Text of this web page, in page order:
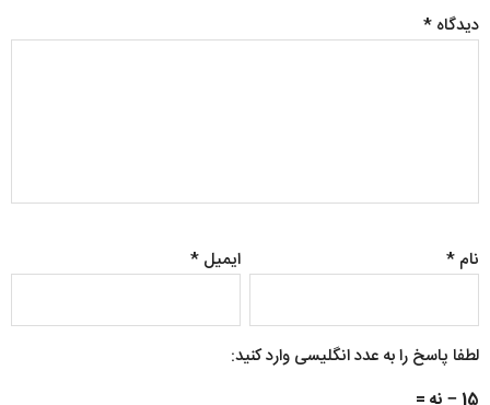
دیدگاه *
نام * ایمیل*
لطفا پاسخ را به عدد انگلیسی وارد کنید: